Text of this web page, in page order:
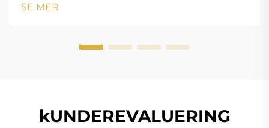
!important; font-v...
SE MER
kUNDEREVALUERING